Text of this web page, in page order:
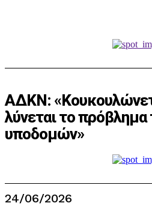
ΑΔΚΝ:
λύνεται το
υποδομών»
24/06/2026